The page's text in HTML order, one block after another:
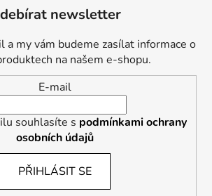
newsletter
a my vám budeme zasílat informace o
na našem e-shopu.
E-mail
souhlasíte s podmínkami ochrany
osobních údajů
PŘIHLÁSIT SE